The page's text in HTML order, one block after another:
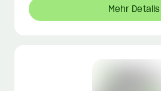
Mehr Details